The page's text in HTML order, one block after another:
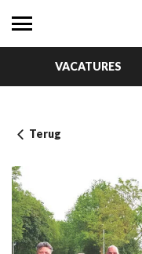
VACATURES
Terug